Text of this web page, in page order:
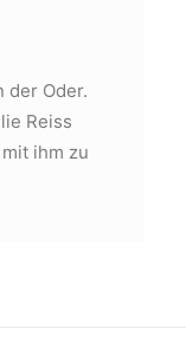
der Oder.
Reiss
ihm zu